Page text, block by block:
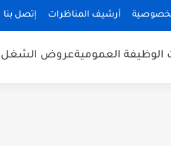
أرشيف المناظرات إتصل بنا
الوظيفة العموميةعروض الشغل